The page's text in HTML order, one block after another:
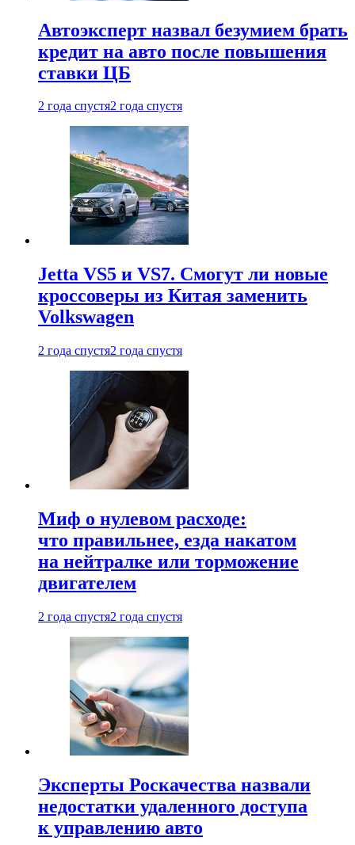
Автоэксперт назвал безумием брать
кредит на авто после повышения
ставки ЦБ
2 года спустя2 года спустя
Jetta VS5 и VS7. Смогут ли новые
кроссоверы из Китая заменить
Volkswagen
2 года спустя2 года спустя
Миф о нулевом расходе:
что правильнее, езда накатом
на нейтралке или торможение
двигателем
2 года спустя2 года спустя
Эксперты Роскачества назвали
недостатки удаленного доступа
к управлению авто